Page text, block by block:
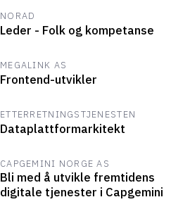
NORAD
Leder - Folk og kompetanse
MEGALINK AS
Frontend-utvikler
ETTERRETNINGSTJENESTEN
Dataplattformarkitekt
CAPGEMINI NORGE AS
Bli med å utvikle fremtidens
digitale tjenester i Capgemini